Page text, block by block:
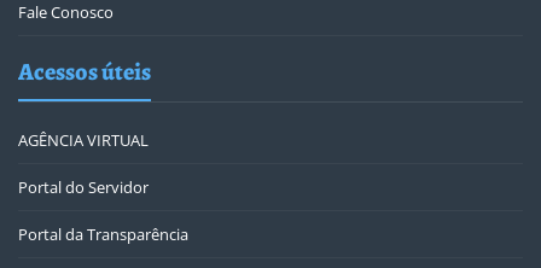
Fale Conosco
Acessos úteis
AGÊNCIA VIRTUAL
Portal do Servidor
Portal da Transparência